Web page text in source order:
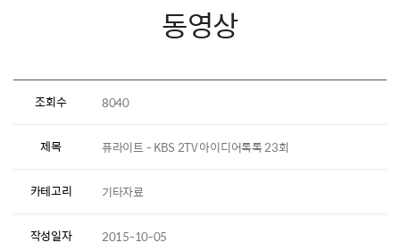
동영상
조회수 8040
제목 퓨라이트 - KBS 2TV 아이디어톡톡 23회
카테고리 기타자료
작성일자 2015-10-05